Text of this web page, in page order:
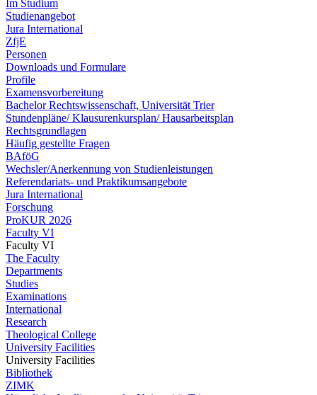
Im Studium
Studienangebot
Jura International
ZfjE
Personen
Downloads und Formulare
Profile
Examensvorbereitung
Bachelor Rechtswissenschaft, Universität Trier
Stundenpläne/ Klausurenkursplan/ Hausarbeitsplan
Rechtsgrundlagen
Häufig gestellte Fragen
BAföG
Wechsler/Anerkennung von Studienleistungen
Referendariats- und Praktikumsangebote
Jura International
Forschung
ProKUR 2026
Faculty VI
Faculty VI
The Faculty
Departments
Studies
Examinations
International
Research
Theological College
University Facilities
University Facilities
Bibliothek
ZIMK